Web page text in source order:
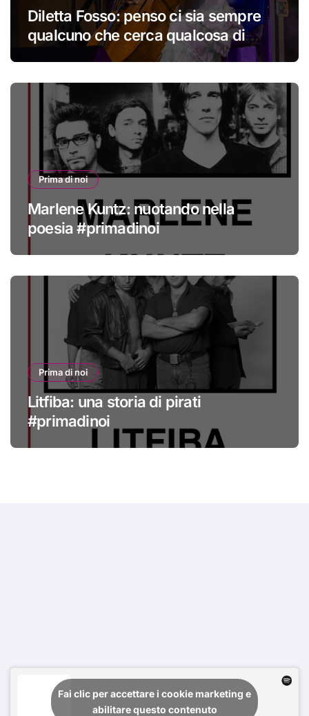
Diletta Fosso: penso ci sia sempre
qualcuno che cerca qualcosa di
Prima di noi
Marlene Kuntz: nuotando nella
poesia #primadinoi
Prima di noi
Litfiba: una storia di pirati
#primadinoi
Fai clic per accettare i cookie marketing e
abilitare questo contenuto